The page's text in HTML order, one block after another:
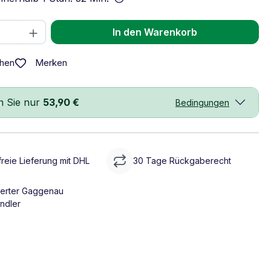
Anzahl: Gib den gewünschten Wert
In den Warenkorb
Merken
Sie nur 53,90 € Bedingungen
Lieferung mit DHL 30 Tage Rückgaberecht
Gaggenau